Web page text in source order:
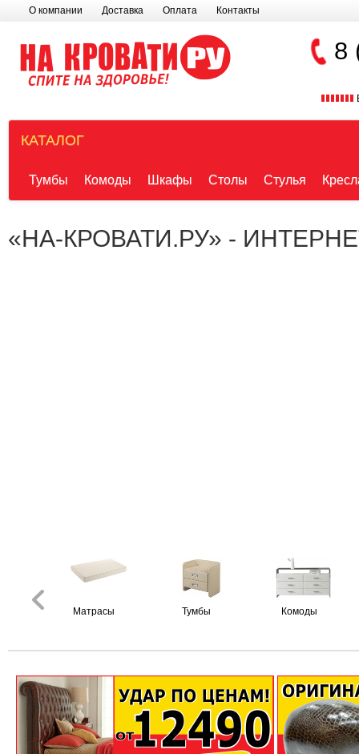
О компании Доставка Оплата Контакты
8
КАТАЛОГ
Тумбы Комоды Шкафы Столы Стулья
«НА-КРОВАТИ.РУ» -
Матрасы Тумбы Комоды